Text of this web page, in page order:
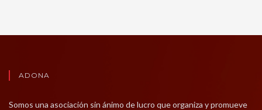
ADONA
Somos una asociación sin ánimo de lucro que organiza y promueve